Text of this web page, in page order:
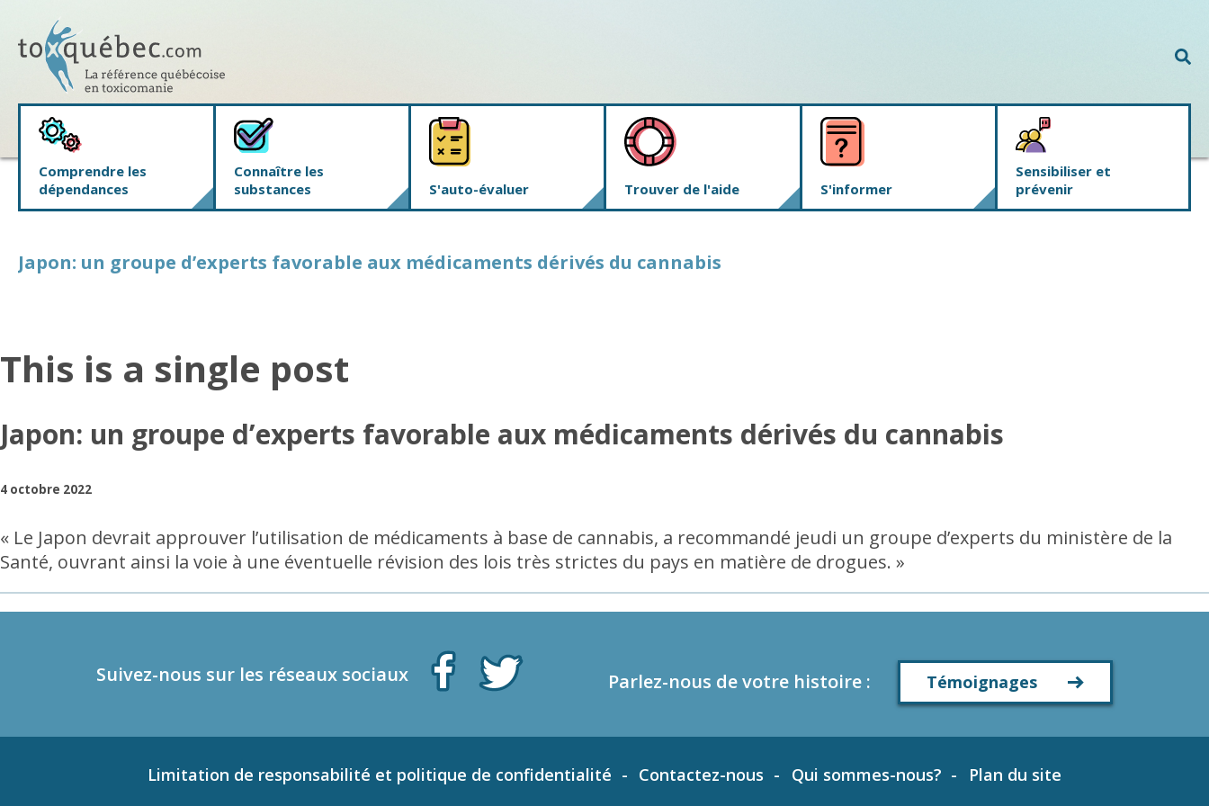
Comprendre les
dépendances
Connaître les
substances
S'auto-évaluer Trouver de l'aide S'informer
Sensibiliser et
prévenir
Japon: un groupe d’experts favorable aux médicaments dérivés du cannabis
This is a single post
Japon: un groupe d’experts favorable aux médicaments dérivés du cannabis
4 octobre 2022
« Le Japon devrait approuver l’utilisation de médicaments à base de cannabis, a recommandé jeudi un groupe d’experts du ministère de la
Santé, ouvrant ainsi la voie à une éventuelle révision des lois très strictes du pays en matière de drogues. »
Suivez-nous sur les réseaux sociaux Parlez-nous de votre histoire : Témoignages
Limitation de responsabilité et politique de confidentialité Contactez-nous Qui sommes-nous? Plan du site